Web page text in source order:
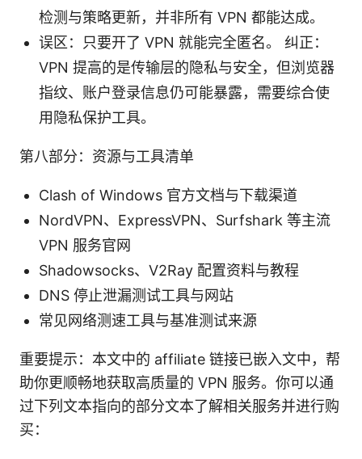
检测与策略更新，并非所有 VPN 都能达成。
误区：只要开了 VPN 就能完全匿名。 纠正：
VPN 提高的是传输层的隐私与安全，但浏览器
指纹、账户登录信息仍可能暴露，需要综合使
用隐私保护工具。
第八部分：资源与工具清单
Clash of Windows 官方文档与下载渠道
NordVPN、ExpressVPN、Surfshark 等主流
VPN 服务官网
Shadowsocks、V2Ray 配置资料与教程
DNS 停止泄漏测试工具与网站
常见网络测速工具与基准测试来源
重要提示：本文中的 affiliate 链接已嵌入文中，帮
助你更顺畅地获取高质量的 VPN 服务。你可以通
过下列文本指向的部分文本了解相关服务并进行购
买：